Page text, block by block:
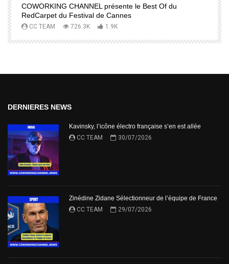
COWORKING CHANNEL présente le Best Of du
RedCarpet du Festival de Cannes
CC TEAM 726.3K 1.9K
DERNIERES NEWS
Kavinsky, l’icône électro française s’en est allée
CC TEAM
30/07/2026
Zinédine Zidane Sélectionneur de l’équipe de France
CC TEAM
29/07/2026